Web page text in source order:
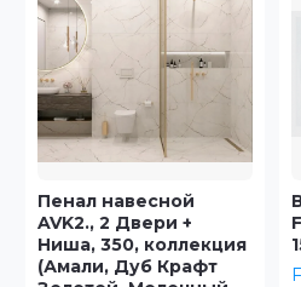
Ванна акриловая
FORMINA BANYO Carol
150x80, Türkiye
FORMINA BANYO